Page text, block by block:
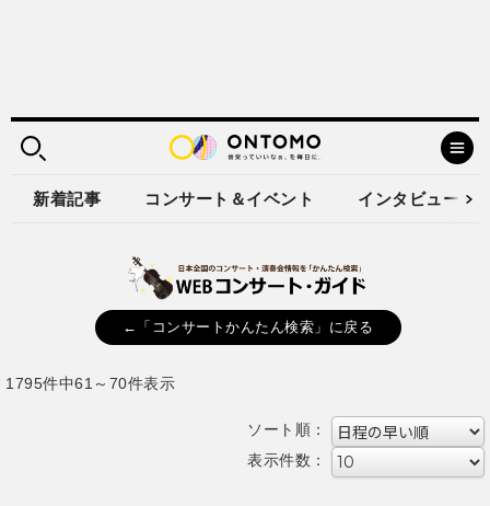
新着記事 コンサート＆イベント インタビュー
←「コンサートかんたん検索」に戻る
1795件中61～70件表示
ソート順：
表示件数：